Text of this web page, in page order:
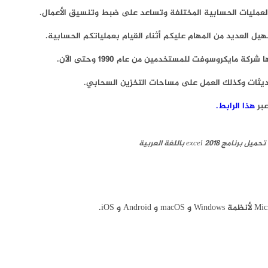
الحسابية المختلفة وتساعد على ضبط وتنسيق الأعمال.
العديد من المهام عليكم أثناء القيام بعملياتكم الحسابية.
هذا الرابط.
تحميل برنامج excel 2018 باللغة العربية